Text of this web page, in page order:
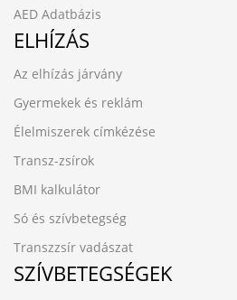
AED Adatbázis
ELHÍZÁS
Az elhízás járvány
Gyermekek és reklám
Élelmiszerek címkézése
Transz-zsírok
BMI kalkulátor
Só és szívbetegség
Transzzsír vadászat
SZÍVBETEGSÉGEK